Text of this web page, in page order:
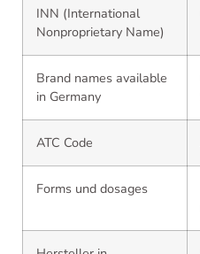
INN (International
Nonproprietary Name)
Brand names available
in Germany
ATC Code
Forms und dosages